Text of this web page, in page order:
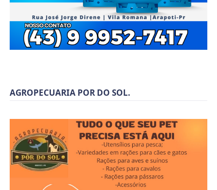
AGROPECUARIA POR DO SOL.